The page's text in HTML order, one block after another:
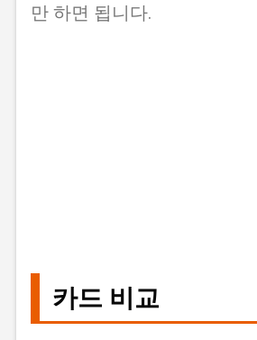
만 하면 됩니다.
카드 비교